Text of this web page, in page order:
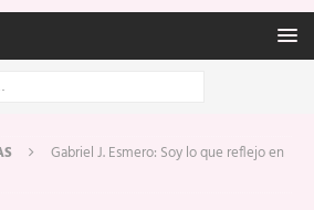
Gabriel J. Esmero: Soy lo que reflejo en